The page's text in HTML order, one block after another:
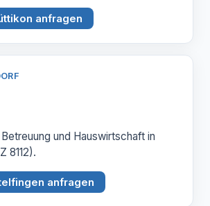
anfragen
und Hauswirtschaft in
8112).
anfragen